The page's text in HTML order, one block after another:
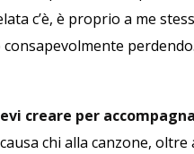
c’è, è proprio a me
creare per
chi alla canzone, oltre